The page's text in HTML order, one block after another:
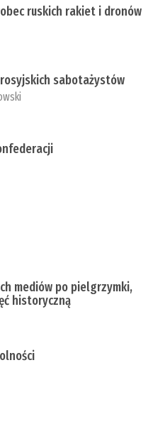
ruskich rakiet i dronów
sabotażystów
mediów po pielgrzymki,
historyczną